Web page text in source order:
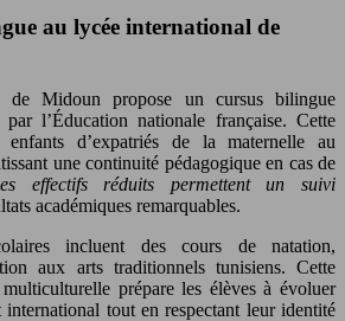
au lycée international de
de Midoun propose un cursus bilingue
par l’Éducation nationale française. Cette
enfants d’expatriés de la maternelle au
une continuité pédagogique en cas de
effectifs réduits permettent un suivi
académiques remarquables.
incluent des cours de natation,
aux arts traditionnels tunisiens. Cette
prépare les élèves à évoluer
tout en respectant leur identité